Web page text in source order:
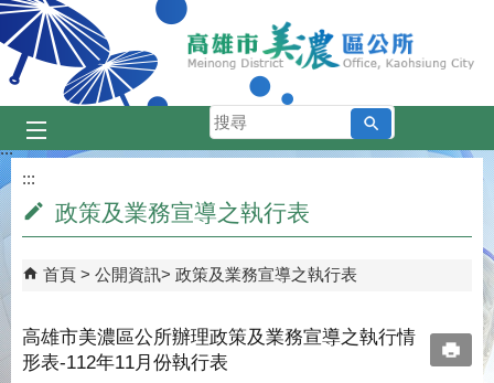
跳到主要內容區塊
搜
尋
:::
:::
政策及業務宣導之執行表
首頁 公開資訊 政策及業務宣導之執行表
高雄市美濃區公所辦理政策及業務宣導之執行情
形表-112年11月份執行表